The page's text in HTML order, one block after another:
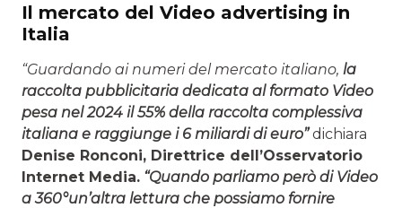
Il mercato del Video advertising in
Italia
“Guardando ai numeri del mercato italiano, la
raccolta pubblicitaria dedicata al formato Video
pesa nel 2024 il 55% della raccolta complessiva
italiana e raggiunge i 6 miliardi di euro”dichiara
Denise Ronconi, Direttrice dell’Osservatorio
Internet Media. “Quando parliamo però di Video
a 360°un’altra lettura che possiamo fornire